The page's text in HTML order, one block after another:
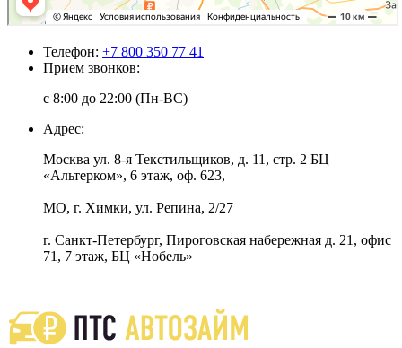
Телефон: +7 800 350 77 41
Прием звонков:
с 8:00 до 22:00 (Пн-ВС)
Адрес:
Москва ул. 8-я Текстильщиков, д. 11, стр. 2 БЦ
«Альтерком», 6 этаж, оф. 623,
МО, г. Химки, ул. Репина, 2/27
г. Санкт-Петербург, Пироговская набережная д. 21, офис
71, 7 этаж, БЦ «Нобель»